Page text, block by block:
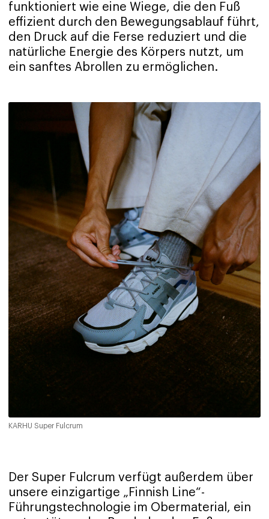
funktioniert wie eine Wiege, die den Fuß
effizient durch den Bewegungsablauf führt,
den Druck auf die Ferse reduziert und die
natürliche Energie des Körpers nutzt, um
ein sanftes Abrollen zu ermöglichen.
KARHU Super Fulcrum
Der Super Fulcrum verfügt außerdem über
unsere einzigartige „Finnish Line“-
Führungstechnologie im Obermaterial, ein